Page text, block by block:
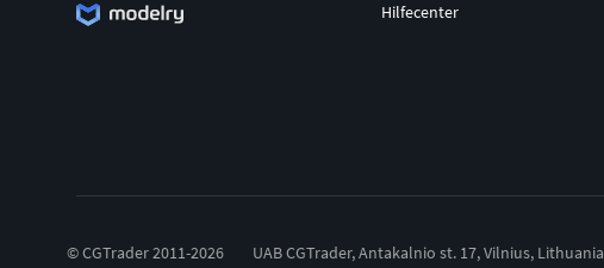
Hilfecenter
© CGTrader 2011-2026 UAB CGTrader, Antakalnio st. 17, Vilnius, Lithuania